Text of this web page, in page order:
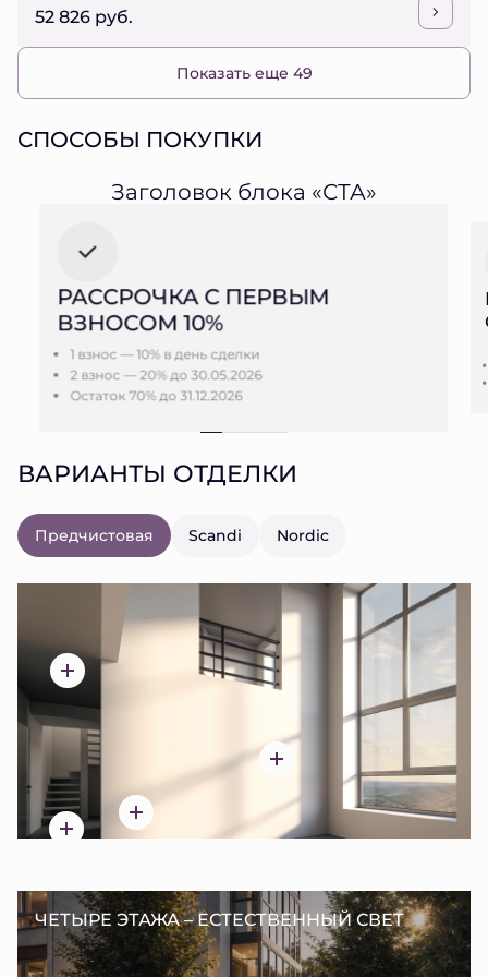
52 826 руб.
Показать еще 49
СПОСОБЫ ПОКУПКИ
Заголовок блока «СТА»
РАССРОЧКА С ПЕРВЫМ
ВЗНОСОМ 10%
1 взнос — 10% в день сделки
2 взнос — 20% до 30.05.2026
Остаток 70% до 31.12.2026
ВАРИАНТЫ ОТДЕЛКИ
Предчистовая Scandi Nordic
ЧЕТЫРЕ ЭТАЖА – ЕСТЕСТВЕННЫЙ СВЕТ